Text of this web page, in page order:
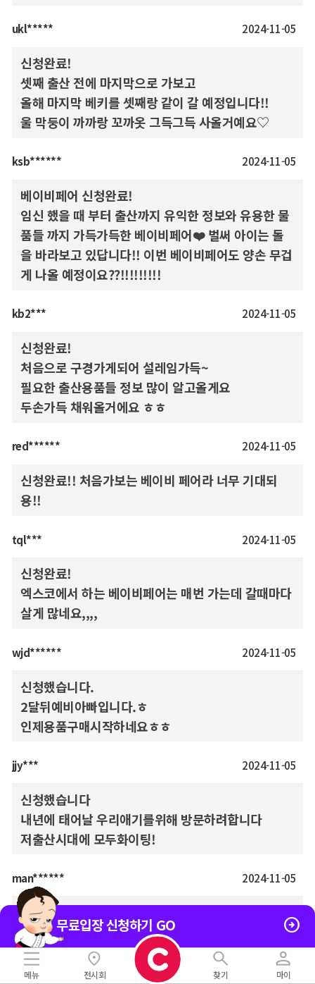
무료입장 신청하기 GO 
ukl***** 2024-11-05
신청완료!
셋째 출산 전에 마지막으로 가보고
올해 마지막 베키를 셋째랑 같이 갈 예정입니다!!
울 막둥이 까까랑 꼬까옷 그득그득 사올거예요♡
ksb****** 2024-11-05
베이비페어 신청완료!
임신 했을 때 부터 출산까지 유익한 정보와 유용한 물
품들 까지 가득가득한 베이비페어❤️ 벌써 아이는 돌
을 바라보고 있답니다!! 이번 베이비페어도 양손 무겁
게 나올 예정이요??!!!!!!!!!
kb2*** 2024-11-05
신청완료!
처음으로 구경가게되어 설레임가득~
필요한 출산용품들 정보 많이 알고올게요
두손가득 채워올거에요 ㅎㅎ
red****** 2024-11-05
신청완료!! 처음가보는 베이비 페어라 너무 기대되
용!!
tql*** 2024-11-05
신청완료!
엑스코에서 하는 베이비페어는 매번 가는데 갈때마다
살게 많네요,,,,
wjd****** 2024-11-05
신청했습니다.
2달뒤예비아빠입니다.ㅎ
인제용품구매시작하네요ㅎㅎ
jjy*** 2024-11-05
신청했습니다
내년에 태어날 우리애기를위해 방문하려합니다
저출산시대에 모두화이팅!
man****** 2024-11-05
대구에서 두번째 베키 방문입니다 설레고 다양한 물품
이 많아서 좋아요
gga******** 2024-11-05
메뉴 전시회 찾기 마이